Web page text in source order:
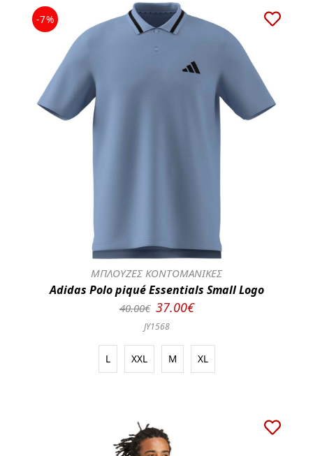
-7%
ΜΠΛΟΥΖΕΣ ΚΟΝΤΟΜΑΝΙΚΕΣ
Adidas Polo piqué Essentials Small Logo
40.00€ 37.00€
JY1568
L XXL M XL